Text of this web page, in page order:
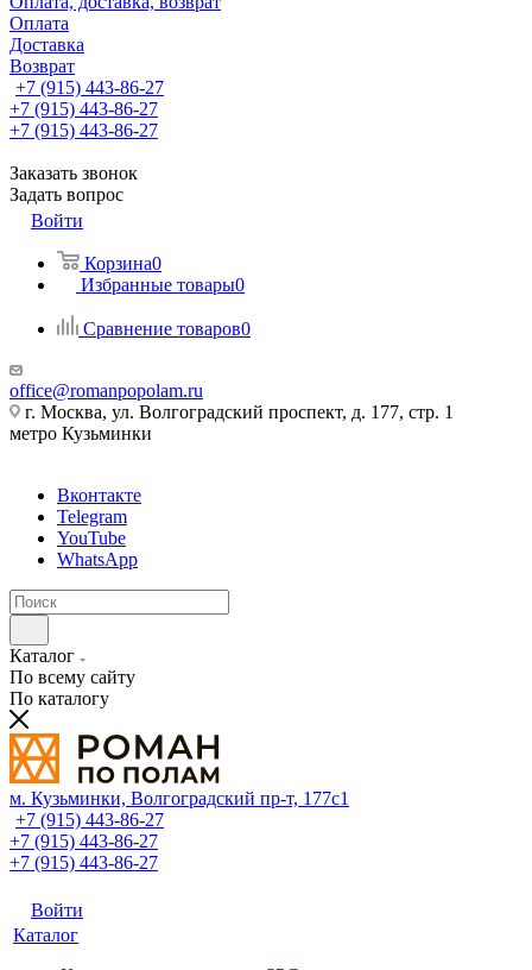
Оплата
Доставка
Возврат
+7 (915) 443-86-27
+7 (915) 443-86-27
+7 (915) 443-86-27
Заказать звонок
Задать вопрос
Войти
Корзина0
Избранные товары0
Сравнение товаров0
office@romanpopolam.ru
г. Москва, ул. Волгоградский проспект, д. 177, стр. 1
метро Кузьминки
Вконтакте
Telegram
YouTube
WhatsApp
Каталог
По всему сайту
По каталогу
м. Кузьминки, Волгоградский пр‑т, 177с1
+7 (915) 443-86-27
+7 (915) 443-86-27
+7 (915) 443-86-27
Войти
Каталог